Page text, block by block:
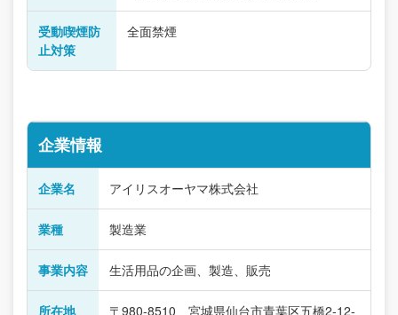
受動喫煙防
止対策
全面禁煙
企業情報
企業名 アイリスオーヤマ株式会社
業種 製造業
事業内容 生活用品の企画、製造、販売
所在地 〒980-8510 宮城県仙台市青葉区五橋2-12-